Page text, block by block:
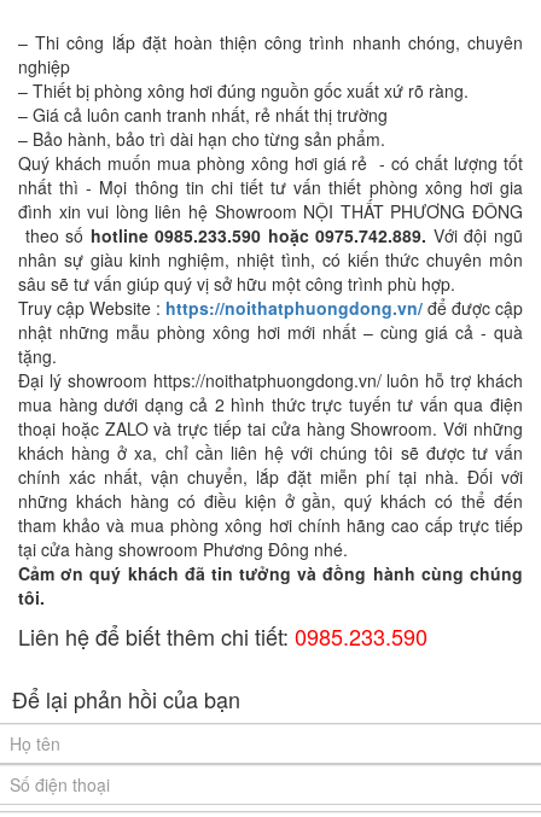
– Thi công lắp đặt hoàn thiện công trình nhanh chóng, chuyên
nghiệp
– Thiết bị phòng xông hơi đúng nguồn gốc xuất xứ rõ ràng.
– Giá cả luôn canh tranh nhất, rẻ nhất thị trường
– Bảo hành, bảo trì dài hạn cho từng sản phẩm.
Quý khách muốn mua phòng xông hơi giá rẻ - có chất lượng tốt
nhất thì - Mọi thông tin chi tiết tư vấn thiết phòng xông hơi gia
đình xin vui lòng liên hệ Showroom NỘI THẤT PHƯƠNG ĐÔNG
theo số hotline 0985.233.590 hoặc 0975.742.889. Với đội ngũ
nhân sự giàu kinh nghiệm, nhiệt tình, có kiến thức chuyên môn
sâu sẽ tư vấn giúp quý vị sở hữu một công trình phù hợp.
Truy cập Website : https://noithatphuongdong.vn/ để được cập
nhật những mẫu phòng xông hơi mới nhất – cùng giá cả - quà
tặng.
Đại lý showroom https://noithatphuongdong.vn/ luôn hỗ trợ khách
mua hàng dưới dạng cả 2 hình thức trực tuyến tư vấn qua điện
thoại hoặc ZALO và trực tiếp tai cửa hàng Showroom. Với những
khách hàng ở xa, chỉ cần liên hệ với chúng tôi sẽ được tư vấn
chính xác nhất, vận chuyển, lắp đặt miễn phí tại nhà. Đối với
những khách hàng có điều kiện ở gần, quý khách có thể đến
tham khảo và mua phòng xông hơi chính hãng cao cấp trực tiếp
tại cửa hàng showroom Phương Đông nhé.
Cảm ơn quý khách đã tin tưởng và đồng hành cùng chúng
tôi.
Liên hệ để biết thêm chi tiết: 0985.233.590
Để lại phản hồi của bạn